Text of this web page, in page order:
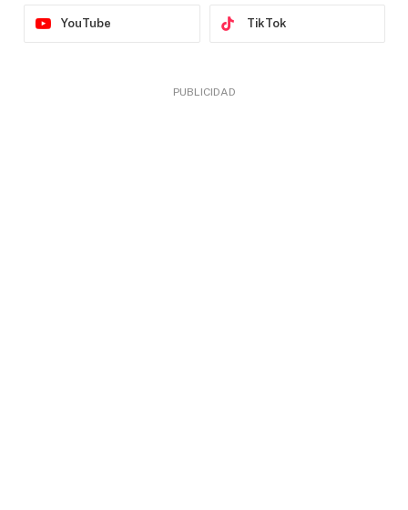
YouTube TikTok
PUBLICIDAD